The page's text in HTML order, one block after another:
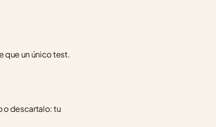
que un único test.
o descartalo: tu